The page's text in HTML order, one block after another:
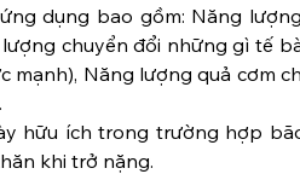
dụng bao gồm: Năng
chuyển đổi những gì tế
mạnh), Năng lượng quả cơm
hữu ích trong trường hợp
khi trở nặng.